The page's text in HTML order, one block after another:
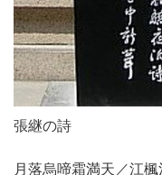
張継の詩
月落烏啼霜満天／江